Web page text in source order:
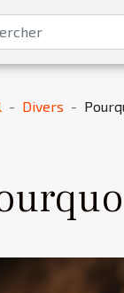
Divers